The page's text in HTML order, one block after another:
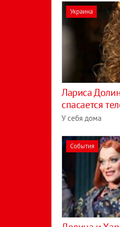
Украина
Лариса
спасается
У себя дома
События